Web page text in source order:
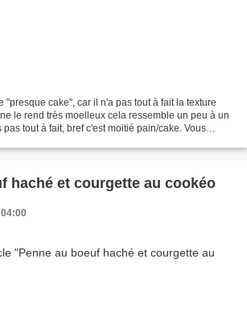
"presque cake", car il n'a pas tout à fait la texture
le rend très moelleux cela ressemble un peu à un
tout à fait, bref c'est moitié pain/cake. Vous
Penne au boeuf haché et courgette au cookéo